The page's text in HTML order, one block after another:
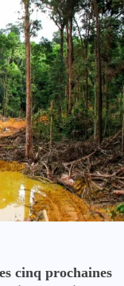
cinq prochaines